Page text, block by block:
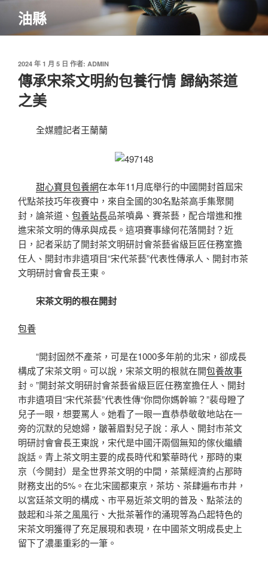
主
油縣
發
佈
於
2024 年 1 月 5 日 作者: ADMIN
傳承宋茶文明約包養行情 歸納茶道
之美
全媒體記者王蘭蘭
甜心寶貝包養網在本年11月底舉行的中國開封首屆宋
代點茶技巧年夜賽中，來自全國的30名點茶高手集聚開
封，論茶道、 包養站長品茶噴鼻、賽茶藝，配合增進和推
進宋茶文明的傳承與成長。這項賽事緣何花落開封？近
日，記者采訪了開封茶文明研討會茶藝省級巨匠任務室擔
任人、開封市非遺項目“宋代茶藝”代表性傳承人、開封市茶
文明研討會會長王東。
宋茶文明的根在開封
包養
“開封固然不產茶，可是在1000多年前的北宋，卻成長
構成了宋茶文明。可以說，宋茶文明的根就在開包養故事
封。”開封茶文明研討會茶藝省級巨匠任務室擔任人、開封
市非遺項目“宋代茶藝”代表性傳“你問你媽幹嘛？”裴母瞪了
兒子一眼，想要罵人。她看了一眼一直恭恭敬敬地站在一
旁的沉默的兒媳婦，皺著眉對兒子說：承人、開封市茶文
明研討會會長王東說，宋代是中國汗兩個無知的傢伙繼續
說話。青上茶文明主要的成長時代和繁華時代，那時的東
京（今開封）是全世界茶文明的中間，茶葉經濟約占那時
財務支出的5%。在北宋國都東京，茶坊、茶肆遍布市井，
以宮廷茶文明的構成、市平易近茶文明的普及、點茶法的
鼓起和斗茶之風風行、大批茶著作的涌現等為凸起特色的
宋茶文明獲得了充足展現和表現，在中國茶文明成長史上
留下了濃墨重彩的一筆。